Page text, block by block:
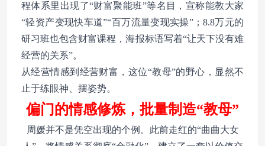
程体系里出现了“财富聚能班”等名目，宣称能教大家
“轻资产变现快车道”“百万流量变现实操”；8.8万元的
研习班也包含财富课程，海报标语写着“让天下没有难
经营的关系”。
从经营情感到经营财富，这位“教母”的野心，显然不
止于练眼神、摆姿势。
偏门的情感修炼，批量制造“教母”
周媛并不是凭空出现的个例。此前走红的“曲曲大女